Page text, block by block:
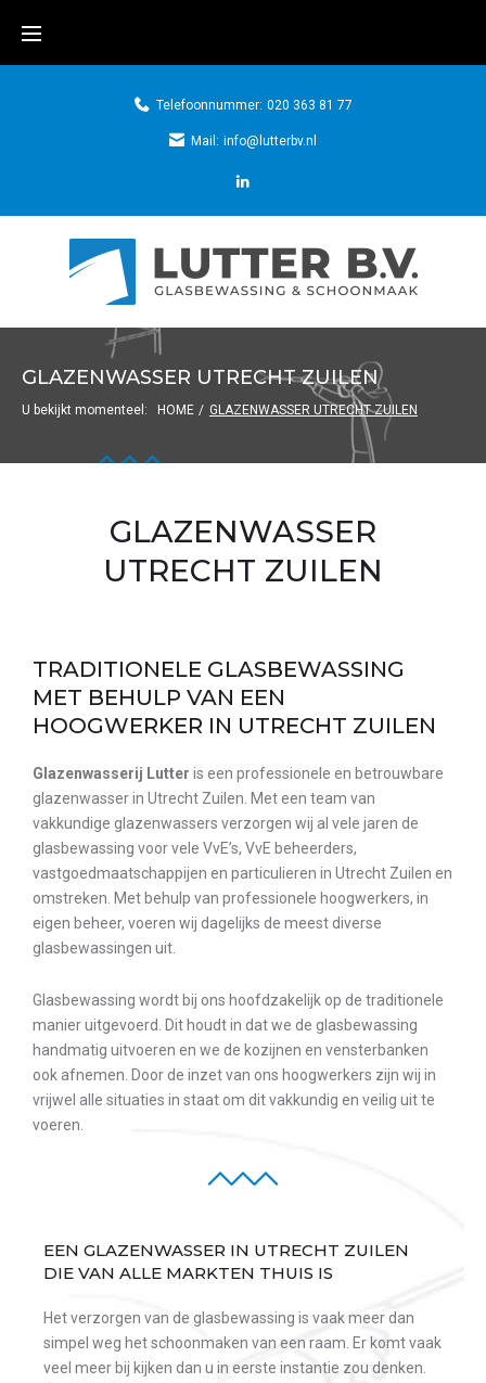
Telefoonnummer: 020 363 81 77
Mail: info@lutterbv.nl
GLAZENWASSER UTRECHT ZUILEN
U bekijkt momenteel: HOME / GLAZENWASSER UTRECHT ZUILEN
GLAZENWASSER
UTRECHT ZUILEN
TRADITIONELE GLASBEWASSING
MET BEHULP VAN EEN
HOOGWERKER IN UTRECHT ZUILEN
Glazenwasserij Lutter is een professionele en betrouwbare
glazenwasser in Utrecht Zuilen. Met een team van
vakkundige glazenwassers verzorgen wij al vele jaren de
glasbewassing voor vele VvE’s, VvE beheerders,
vastgoedmaatschappijen en particulieren in Utrecht Zuilen en
omstreken. Met behulp van professionele hoogwerkers, in
eigen beheer, voeren wij dagelijks de meest diverse
glasbewassingen uit.
Glasbewassing wordt bij ons hoofdzakelijk op de traditionele
manier uitgevoerd. Dit houdt in dat we de glasbewassing
handmatig uitvoeren en we de kozijnen en vensterbanken
ook afnemen. Door de inzet van ons hoogwerkers zijn wij in
vrijwel alle situaties in staat om dit vakkundig en veilig uit te
voeren.
EEN GLAZENWASSER IN UTRECHT ZUILEN
DIE VAN ALLE MARKTEN THUIS IS
Het verzorgen van de glasbewassing is vaak meer dan
simpel weg het schoonmaken van een raam. Er komt vaak
veel meer bij kijken dan u in eerste instantie zou denken.